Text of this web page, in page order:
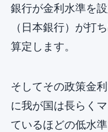
銀行が金利水準を
（日本銀行）が打
算定します。
そしてその政策金
に我が国は長らく
ているほどの低水